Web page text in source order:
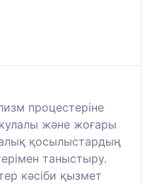
процестеріне
және жоғары
қосылыстардың
таныстыру.
кәсіби қызмет